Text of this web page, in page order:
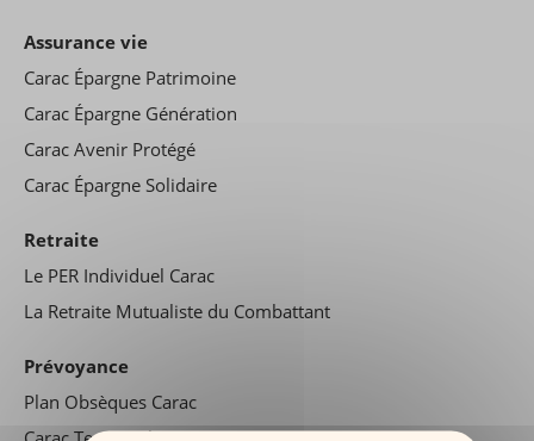
Assurance vie
Carac Épargne Patrimoine
Carac Épargne Génération
Carac Avenir Protégé
Carac Épargne Solidaire
Retraite
Le PER Individuel Carac
La Retraite Mutualiste du Combattant
Prévoyance
Plan Obsèques Carac